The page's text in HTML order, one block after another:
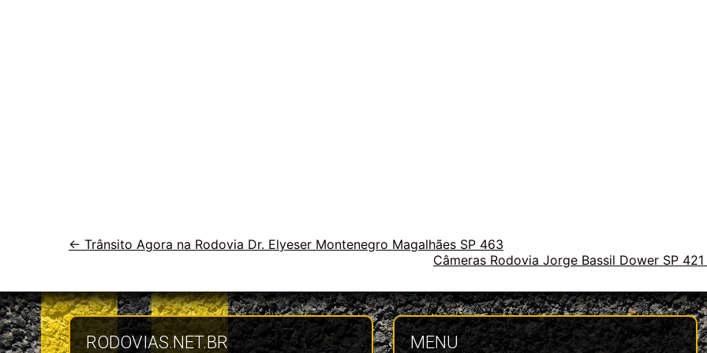
Veja
← Trânsito Agora na Rodovia Dr. Elyeser Montenegro Magalhães SP 463
Câmeras Rodovia Jorge Bassil Dower SP
RODOVIAS.NET.BR MENU